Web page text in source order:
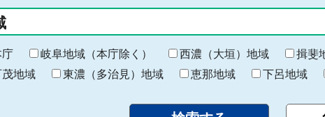
終
わ
り
庁 岐阜地域（本庁除く） 西濃（大垣）地域 揖斐
茂地域
東濃（多治見）地域 恵那地域 下呂地域